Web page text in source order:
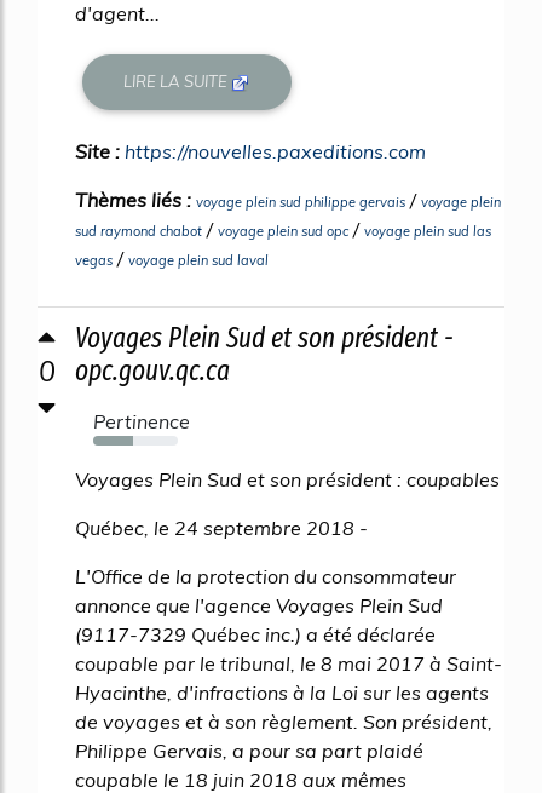
d'agent...
LIRE LA SUITE
Site : https://nouvelles.paxeditions.com
Thèmes liés : voyage plein sud philippe gervais / voyage plein
sud raymond chabot / voyage plein sud opc/ voyage plein sud las
vegas / voyage plein sud laval
0
Voyages Plein Sud et son président -
opc.gouv.qc.ca
Pertinence
47%
Voyages Plein Sud et son président : coupables
Québec, le 24 septembre 2018 -
L'Office de la protection du consommateur
annonce que l'agence Voyages Plein Sud
(9117-7329 Québec inc.) a été déclarée
coupable par le tribunal, le 8 mai 2017 à Saint-
Hyacinthe, d'infractions à la Loi sur les agents
de voyages et à son règlement. Son président,
Philippe Gervais, a pour sa part plaidé
coupable le 18 juin 2018 aux mêmes